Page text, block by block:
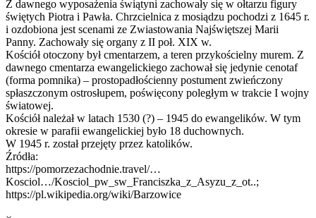
Z dawnego wyposażenia świątyni zachowały się w ołtarzu figury
świętych Piotra i Pawła. Chrzcielnica z mosiądzu pochodzi z 1645 r.
i ozdobiona jest scenami ze Zwiastowania Najświętszej Marii
Panny. Zachowały się organy z II poł. XIX w.
Kościół otoczony był cmentarzem, a teren przykościelny murem. Z
dawnego cmentarza ewangelickiego zachował się jedynie cenotaf
(forma pomnika) – prostopadłościenny postument zwieńczony
spłaszczonym ostrosłupem, poświęcony poległym w trakcie I wojny
światowej.
Kościół należał w latach 1530 (?) – 1945 do ewangelików. W tym
okresie w parafii ewangelickiej było 18 duchownych.
W 1945 r. został przejęty przez katolików.
Źródła:
https://pomorzezachodnie.travel/…
Kosciol…/Kosciol_pw_sw_Franciszka_z_Asyzu_z_ot..;
https://pl.wikipedia.org/wiki/Barzowice